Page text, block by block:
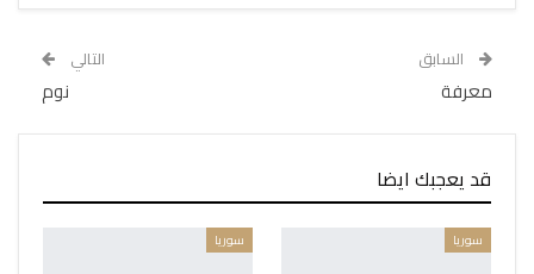
السابق
معرفة
التالي
نوم
قد يعجبك ايضا
سوريا سوريا